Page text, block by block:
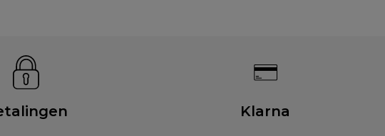
Klarna